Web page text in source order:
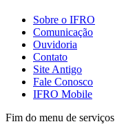
Sobre o IFRO
Comunicação
Ouvidoria
Contato
Site Antigo
Fale Conosco
IFRO Mobile
Fim do menu de serviços